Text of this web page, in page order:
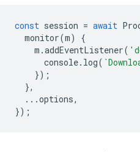
const session = await
monitor(m)
{
m .addEventListener(
console. log(
});
},
...options,
});